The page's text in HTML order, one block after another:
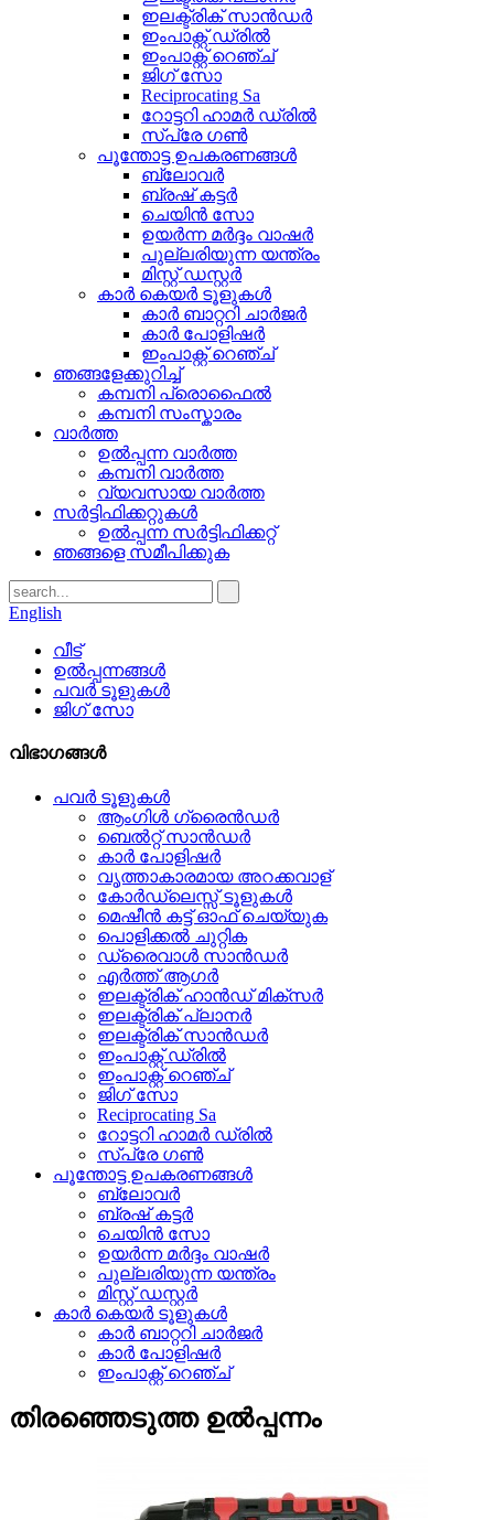
ഇലക്ട്രിക് സാൻഡർ
ഇംപാക്റ്റ് ഡ്രിൽ
ഇംപാക്റ്റ് റെഞ്ച്
ജിഗ് സോ
Reciprocating Sa
റോട്ടറി ഹാമർ ഡ്രിൽ
സ്പ്രേ ഗൺ
പൂന്തോട്ട ഉപകരണങ്ങൾ
ബ്ലോവർ
ബ്രഷ് കട്ടർ
ചെയിൻ സോ
ഉയർന്ന മർദ്ദം വാഷർ
പുല്ലരിയുന്ന യന്ത്രം
മിസ്റ്റ് ഡസ്റ്റർ
കാർ കെയർ ടൂളുകൾ
കാർ ബാറ്ററി ചാർജർ
കാർ പോളിഷർ
ഇംപാക്റ്റ് റെഞ്ച്
ഞങ്ങളേക്കുറിച്ച്
കമ്പനി പ്രൊഫൈൽ
കമ്പനി സംസ്കാരം
വാർത്ത
ഉൽപ്പന്ന വാർത്ത
കമ്പനി വാർത്ത
വ്യവസായ വാർത്ത
സർട്ടിഫിക്കറ്റുകൾ
ഉൽപ്പന്ന സർട്ടിഫിക്കറ്റ്
ഞങ്ങളെ സമീപിക്കുക
English
വീട്
ഉൽപ്പന്നങ്ങൾ
പവർ ടൂളുകൾ
ജിഗ് സോ
വിഭാഗങ്ങൾ
പവർ ടൂളുകൾ
ആംഗിൾ ഗ്രൈൻഡർ
ബെൽറ്റ് സാൻഡർ
കാർ പോളിഷർ
വൃത്താകാരമായ അറക്കവാള്
കോർഡ്ലെസ്സ് ടൂളുകൾ
മെഷീൻ കട്ട് ഓഫ് ചെയ്യുക
പൊളിക്കൽ ചുറ്റിക
ഡ്രൈവാൾ സാൻഡർ
എർത്ത് ആഗർ
ഇലക്ട്രിക് ഹാൻഡ് മിക്സർ
ഇലക്ട്രിക് പ്ലാനർ
ഇലക്ട്രിക് സാൻഡർ
ഇംപാക്റ്റ് ഡ്രിൽ
ഇംപാക്റ്റ് റെഞ്ച്
ജിഗ് സോ
Reciprocating Sa
റോട്ടറി ഹാമർ ഡ്രിൽ
സ്പ്രേ ഗൺ
പൂന്തോട്ട ഉപകരണങ്ങൾ
ബ്ലോവർ
ബ്രഷ് കട്ടർ
ചെയിൻ സോ
ഉയർന്ന മർദ്ദം വാഷർ
പുല്ലരിയുന്ന യന്ത്രം
മിസ്റ്റ് ഡസ്റ്റർ
കാർ കെയർ ടൂളുകൾ
കാർ ബാറ്ററി ചാർജർ
കാർ പോളിഷർ
ഇംപാക്റ്റ് റെഞ്ച്
തിരഞ്ഞെടുത്ത ഉൽപ്പന്നം